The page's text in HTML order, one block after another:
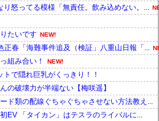
怒ってる模様「無責任。飲み込めない。...
たいです NEW!
正春「海難事件追及（検証」八重山日報「...
組み合い！ NEW!
で隠れ巨乳がくっきり！！
の破壊力が半端ない【梅咲遥】
ド類の配線ぐちゃぐちゃさせない方法教え...
EV 「タイカン」はテスラのライバルに...